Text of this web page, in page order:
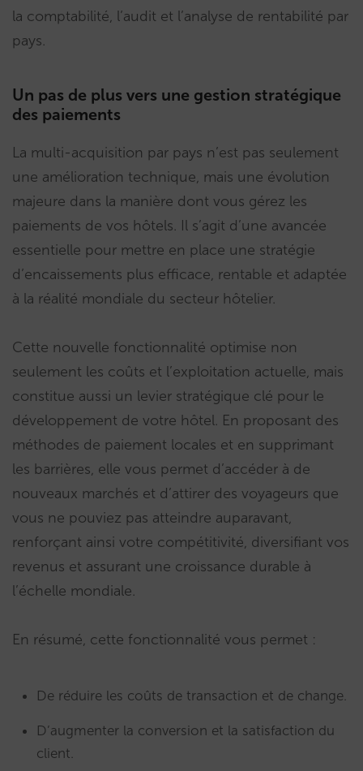
la comptabilité, l’audit et l’analyse de rentabilité par
pays.
Un pas de plus vers une gestion stratégique
des paiements
La multi-acquisition par pays n’est pas seulement
une amélioration technique, mais une évolution
majeure dans la manière dont vous gérez les
paiements de vos hôtels. Il s’agit d’une avancée
essentielle pour mettre en place une stratégie
d’encaissements plus efficace, rentable et adaptée
à la réalité mondiale du secteur hôtelier.
Cette nouvelle fonctionnalité optimise non
seulement les coûts et l’exploitation actuelle, mais
constitue aussi un levier stratégique clé pour le
développement de votre hôtel. En proposant des
méthodes de paiement locales et en supprimant
les barrières, elle vous permet d’accéder à de
nouveaux marchés et d’attirer des voyageurs que
vous ne pouviez pas atteindre auparavant,
renforçant ainsi votre compétitivité, diversifiant vos
revenus et assurant une croissance durable à
l’échelle mondiale.
En résumé, cette fonctionnalité vous permet :
De réduire les coûts de transaction et de change.
D’augmenter la conversion et la satisfaction du
client.